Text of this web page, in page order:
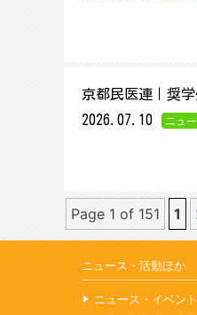
京都民医連｜奨
2026.07.10
ニュ
Page 1 of 151 1
ニュース・活動ほか
ニュース・イベント